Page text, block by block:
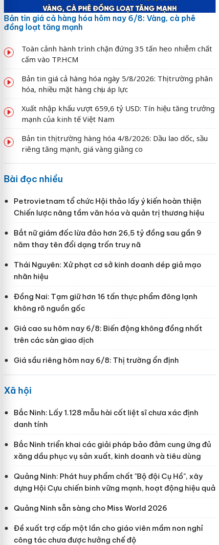
Bản tin giá cả hàng hóa hôm nay 6/8: Vàng, cà phê
đồng loạt tăng mạnh
Toàn cảnh hành trình chặn đứng 35 tấn heo nhiễm chất
cấm vào TP.HCM
Bản tin giá cả hàng hóa ngày 5/8/2026: Thị trường phân
hóa, nhiều mặt hàng chịu áp lực
Xuất nhập khẩu vượt 659,6 tỷ USD: Tín hiệu tăng trưởng
mạnh của kinh tế Việt Nam
Bản tin thị trường hàng hóa 4/8/2026: Dầu lao dốc, sầu
riêng tăng mạnh, giá vàng giằng co
Bài đọc nhiều
Petrovietnam tổ chức Hội thảo lấy ý kiến hoàn thiện
Chiến lược nâng tầm văn hóa và quản trị thương hiệu
Bắt nữ giám đốc lừa đảo hơn 26,5 tỷ đồng sau gần 9
năm thay tên đổi dạng trốn truy nã
Thái Nguyên: Xử phạt cơ sở kinh doanh dép giả mạo
nhãn hiệu
Đồng Nai: Tạm giữ hơn 16 tấn thực phẩm đông lạnh
không rõ nguồn gốc
Giá cao su hôm nay 6/8: Biến động không đồng nhất
trên các sàn giao dịch
Giá sầu riêng hôm nay 6/8: Thị trường ổn định
Xã hội
Bắc Ninh: Lấy 1.128 mẫu hài cốt liệt sĩ chưa xác định
danh tính
Bắc Ninh triển khai các giải pháp bảo đảm cung ứng đủ
xăng dầu phục vụ sản xuất, kinh doanh và tiêu dùng
Quảng Ninh: Phát huy phẩm chất "Bộ đội Cụ Hồ", xây
dựng Hội Cựu chiến binh vững mạnh, hoạt động hiệu quả
Quảng Ninh sẵn sàng cho Miss World 2026
Đề xuất trợ cấp một lần cho giáo viên mầm non nghỉ
công tác chưa được hưởng chế độ